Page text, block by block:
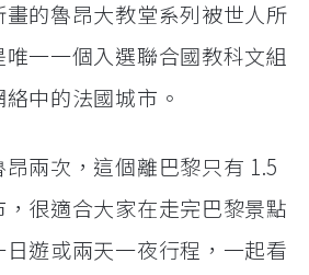
的魯昂大教堂系列被世人所
一一個入選聯合國教科文組
中的法國城市。
兩次，這個離巴黎只有 1.5
很適合大家在走完巴黎景點
遊或兩天一夜行程，一起看